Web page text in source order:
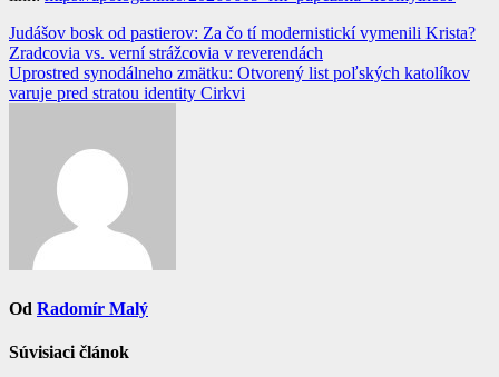
Navigácia
v
článku
Judášov bosk od pastierov: Za čo tí modernistickí vymenili Krista?
Zradcovia vs. verní strážcovia v reverendách
Uprostred synodálneho zmätku: Otvorený list poľských katolíkov
varuje pred stratou identity Cirkvi
Od Radomír Malý
Súvisiaci článok